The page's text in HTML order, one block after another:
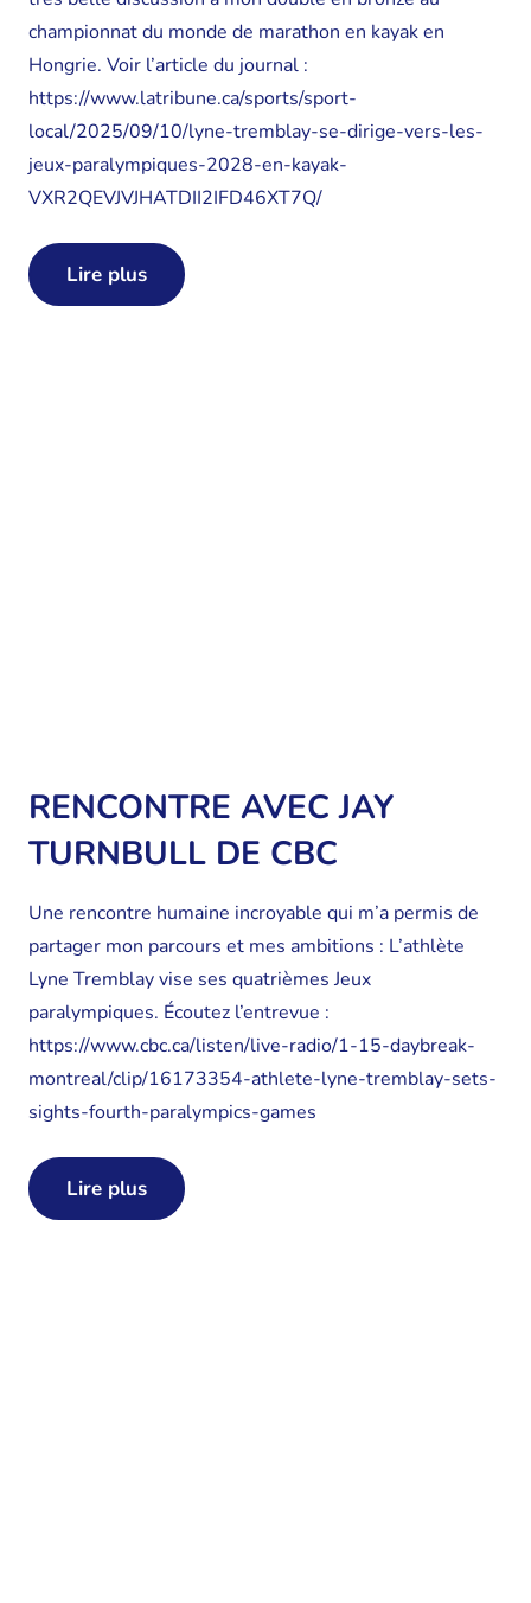
championnat du monde de marathon en kayak en
Hongrie. Voir l’article du journal :
https://www.latribune.ca/sports/sport-
local/2025/09/10/lyne-tremblay-se-dirige-vers-les-
jeux-paralympiques-2028-en-kayak-
VXR2QEVJVJHATDII2IFD46XT7Q/
Lire plus
RENCONTRE AVEC JAY
TURNBULL DE CBC
Une rencontre humaine incroyable qui m’a permis de
partager mon parcours et mes ambitions : L’athlète
Lyne Tremblay vise ses quatrièmes Jeux
paralympiques. Écoutez l’entrevue :
https://www.cbc.ca/listen/live-radio/1-15-daybreak-
montreal/clip/16173354-athlete-lyne-tremblay-sets-
sights-fourth-paralympics-games
Lire plus